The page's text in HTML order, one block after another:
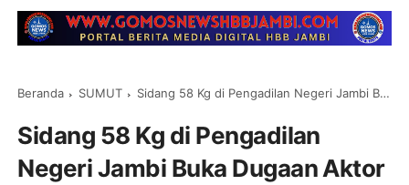
Beranda SUMUT Sidang 58 Kg di Pengadilan Negeri Jambi Buka Dugaan Aktor Besar yang Masih Bebas, Dua Koper Sabu Lolos
Sidang 58 Kg di Pengadilan
Negeri Jambi Buka Dugaan Aktor